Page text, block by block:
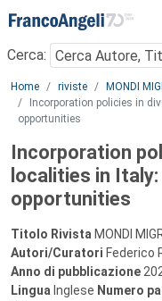
Menu
Cerca:
Main content
Home riviste MONDI
Incorporation policies in
opportunities
Incorporation
localities in
opportunities
Titolo Rivista MONDI
Autori/Curatori Federico
Anno di pubblicazione
Lingua Inglese Numero